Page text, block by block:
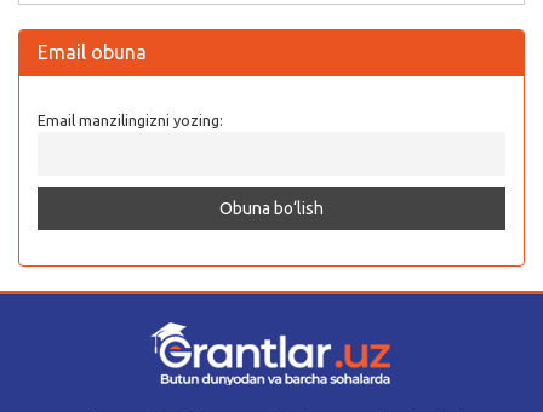
Email obuna
Email manzilingizni yozing: